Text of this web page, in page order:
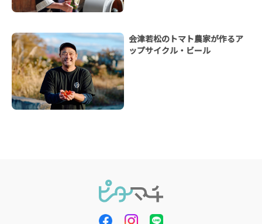
会津若松のトマト農家が作るア
ップサイクル・ビール